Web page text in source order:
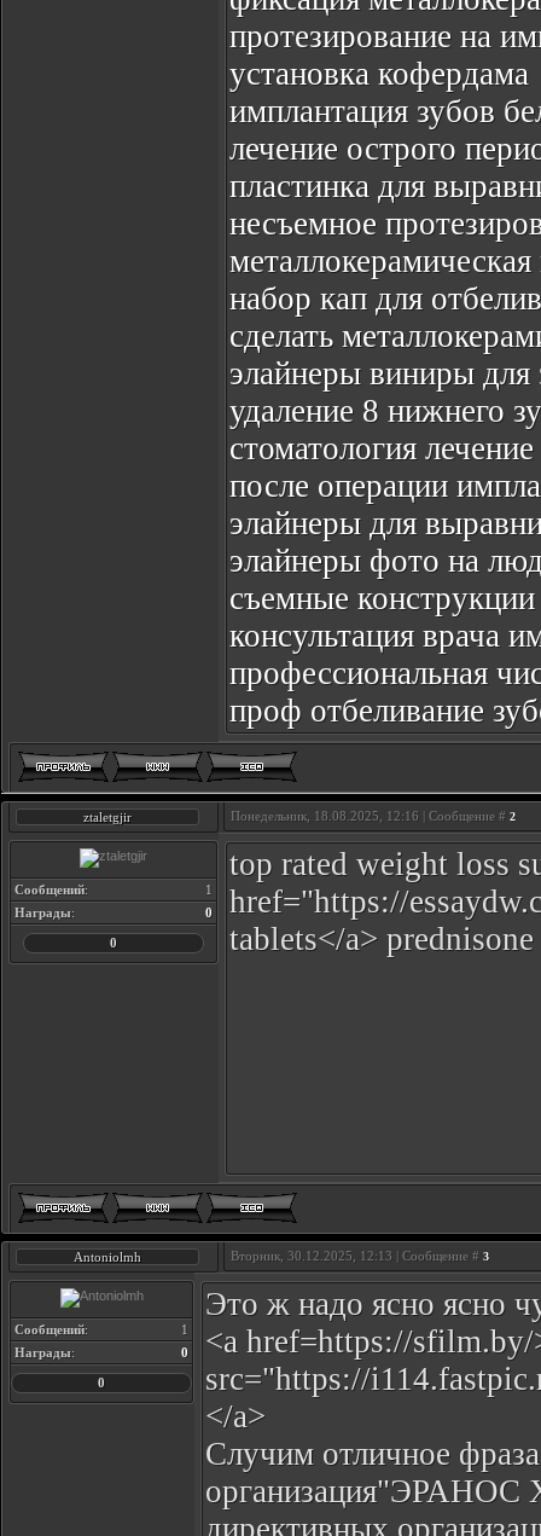
протезирование на
установка кофердама
имплантация зубов
лечение острого
пластинка для
несъемное
набор кап для
сделать
элайнеры виниры для
удаление 8 нижнего
стоматология
после операции
элайнеры для
элайнеры фото на
съемные
консультация врача
профессиональная
проф отбеливание
ztaletgjir Понедельник, 18.08.2025, 12:16 | Сообщение # 2
Сообщений:
1
Награды: 0
0
top rated weight loss
href="https://
tablets</a>
Antoniolmh Вторник, 30.12.2025, 12:13 | Сообщение # 3
Сообщений:
1
Награды: 0
0
Это ж надо ясно ясно
<a href=https://
src="https://
</a>
Случим отличное
организация"ЭРАНОС
директивных